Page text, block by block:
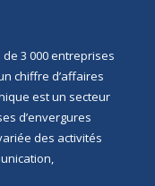
3 000 entreprises
chiffre d’affaires
est un secteur
d’envergures
des activités